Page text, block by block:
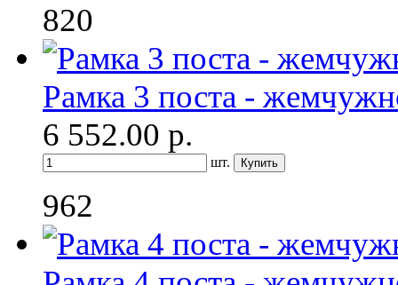
820
Рамка 3 поста -
6 552.00 р.
шт.
962